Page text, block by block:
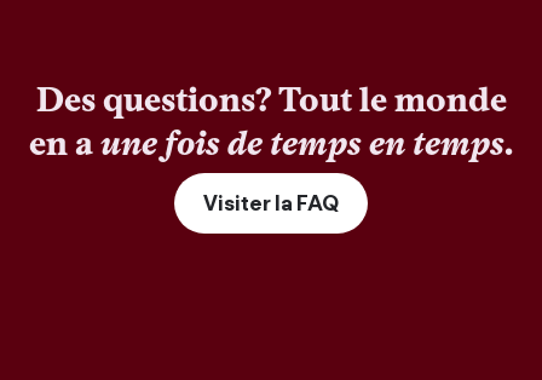
Des questions? Tout le monde
en aune fois de temps en temps.
Visiter la FAQ